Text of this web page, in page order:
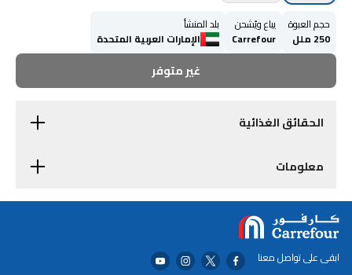
حجم العبوة
250 ملل
يباع ويُشحن
Carrefour
بلد المنشأ
الإمارات العربية المتحدة
غير متوفر
الحقائق الغذائية
معلومات
ابقى على تواصل معنا